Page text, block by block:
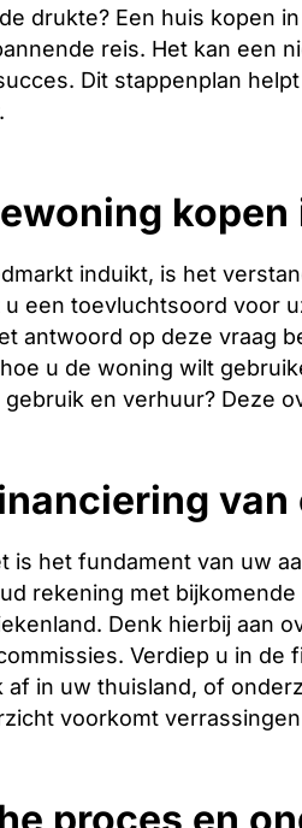
drukte? Een huis kopen
reis. Het kan een
Dit stappenplan
induikt, is het
u een toevluchtsoord voor
antwoord op deze vraag
u de woning wilt
en verhuur? Deze
is het fundament van uw
rekening met
Denk hierbij aan
Verdiep u in
in uw thuisland, of
voorkomt